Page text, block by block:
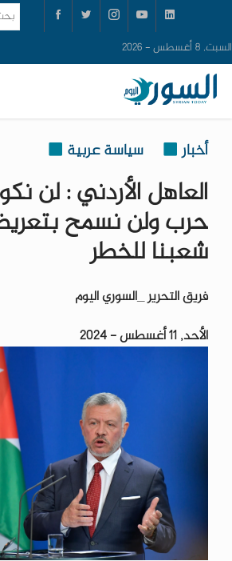
السبت, 8 أغسطس - 2026
أخبار سياسة عربية
العاهل الأردني : لن
حرب ولن نسمح
شعبنا للخطر
فريق التحرير _السوري اليوم
الأحد, 11 أغسطس - 2024